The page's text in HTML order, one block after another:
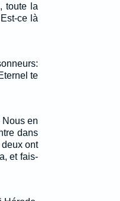
toute la
ce là
te
en
dans
ont
et fais-